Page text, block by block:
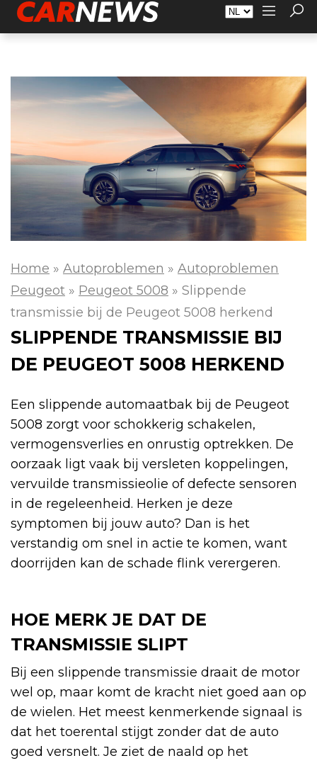
Adverteren Over Carnews.nl Contact
Home » Autoproblemen » Autoproblemen
Peugeot » Peugeot 5008 » Slippende
transmissie bij de Peugeot 5008 herkend
SLIPPENDE TRANSMISSIE BIJ
DE PEUGEOT 5008 HERKEND
Een slippende automaatbak bij de Peugeot
5008 zorgt voor schokkerig schakelen,
vermogensverlies en onrustig optrekken. De
oorzaak ligt vaak bij versleten koppelingen,
vervuilde transmissieolie of defecte sensoren
in de regeleenheid. Herken je deze
symptomen bij jouw auto? Dan is het
verstandig om snel in actie te komen, want
doorrijden kan de schade flink verergeren.
HOE MERK JE DAT DE
TRANSMISSIE SLIPT
Bij een slippende transmissie draait de motor
wel op, maar komt de kracht niet goed aan op
de wielen. Het meest kenmerkende signaal is
dat het toerental stijgt zonder dat de auto
goed versnelt. Je ziet de naald op het